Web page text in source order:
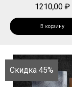
1210,00 ₽
В корзину
Скидка 45%